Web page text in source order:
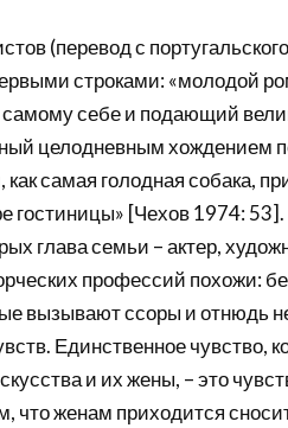
(перевод с
строками: «молодой
самому себе и подающий
целодневным хождением
самая голодная собака,
гостиницы» [Чехов 1974:
глава семьи – актер,
профессий похожи:
вызывают ссоры и отнюдь
Единственное чувство,
и их жены, – это
что женам приходится